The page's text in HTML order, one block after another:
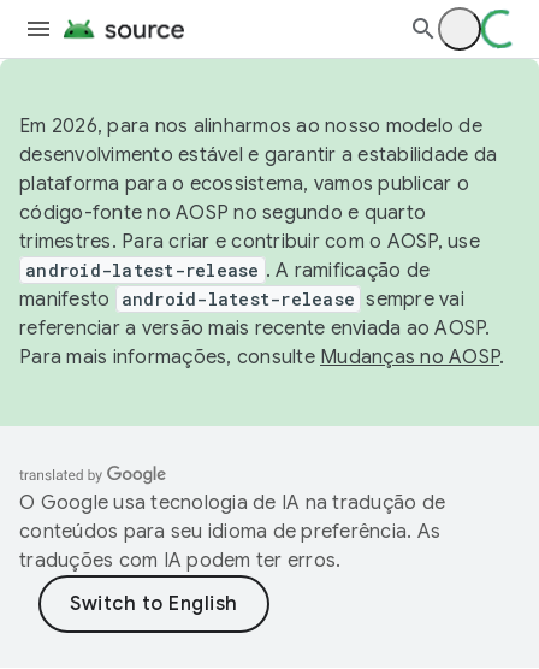
Em 2026, para nos alinharmos ao nosso modelo de
desenvolvimento estável e garantir a estabilidade da
plataforma para o ecossistema, vamos publicar o
código-fonte no AOSP no segundo e quarto
trimestres. Para criar e contribuir com o AOSP, use
android-latest-release . A ramificação de
manifesto
android-latest-release sempre vai
referenciar a versão mais recente enviada ao AOSP.
Para mais informações, consulte Mudanças no AOSP.
O Google usa tecnologia de IA na tradução de
conteúdos para seu idioma de preferência. As
traduções com IA podem ter erros.